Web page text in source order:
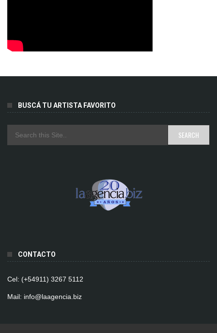
BUSCÁ TU ARTISTA FAVORITO
CONTACTO
Cel: (+54911) 3267 5112
Mail: info@laagencia.biz